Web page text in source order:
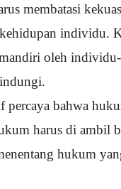
membatasi
individu.
oleh
bahwa
harus di ambil
hukum